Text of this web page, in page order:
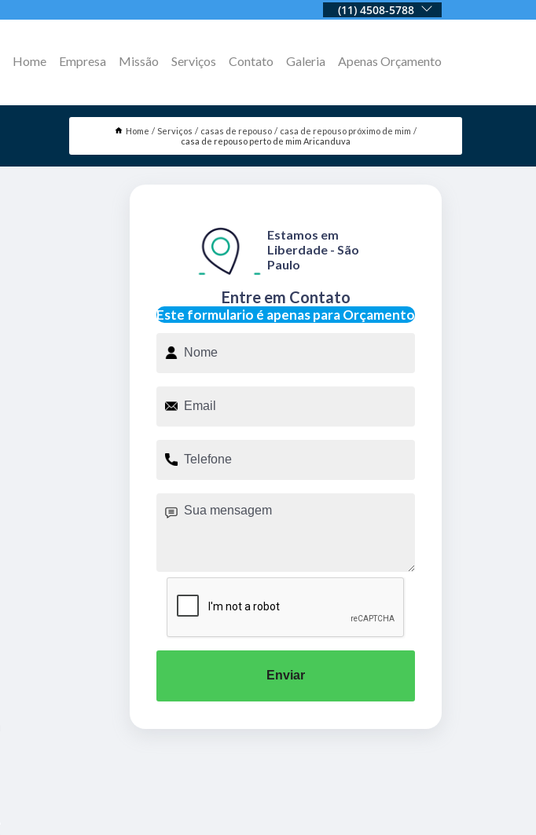
(11) 4508-5788
Home Empresa Missão Serviços Contato Galeria Apenas Orçamento
Home Serviços casas de repouso
casa de repouso próximo de mim
casa de repouso perto de mim Aricanduva
Este formulario é apenas para Orçamento
Entre em Contato
Estamos em
Liberdade - São
Paulo
Enviar